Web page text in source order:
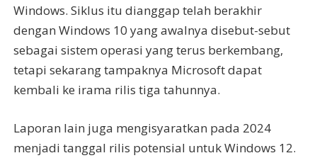
Windows. Siklus itu dianggap telah berakhir
dengan Windows 10 yang awalnya disebut-sebut
sebagai sistem operasi yang terus berkembang,
tetapi sekarang tampaknya Microsoft dapat
kembali ke irama rilis tiga tahunnya.
Laporan lain juga mengisyaratkan pada 2024
menjadi tanggal rilis potensial untuk Windows 12.